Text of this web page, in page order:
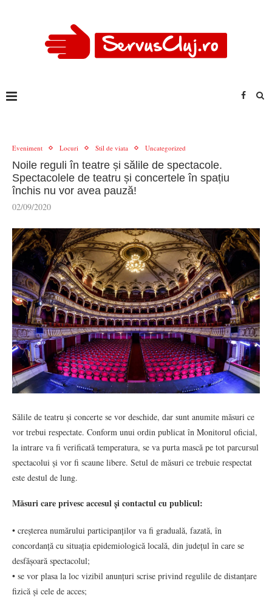
Eveniment Locuri Stil de viata Uncategorized
Noile reguli în teatre și sălile de spectacole.
Spectacolele de teatru și concertele în spațiu
închis nu vor avea pauză!
02/09/2020
Sălile de teatru și concerte se vor deschide, dar sunt anumite măsuri ce
vor trebui respectate. Conform unui ordin publicat în Monitorul oficial,
la intrare va fi verificată temperatura, se va purta mască pe tot parcursul
spectacolui și vor fi scaune libere. Setul de măsuri ce trebuie respectat
este destul de lung.
Măsuri care privesc accesul și contactul cu publicul:
• creșterea numărului participanților va fi graduală, fazată, în
concordanță cu situația epidemiologică locală, din județul în care se
desfășoară spectacolul;
• se vor plasa la loc vizibil anunțuri scrise privind regulile de distanțare
fizică și cele de acces;